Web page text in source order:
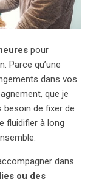
pour
Parce qu’une
dans vos
que je
de fixer de
fluidifier à long
dans
ou des